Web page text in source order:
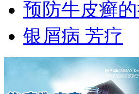
预防牛皮癣
银屑病 芳疗